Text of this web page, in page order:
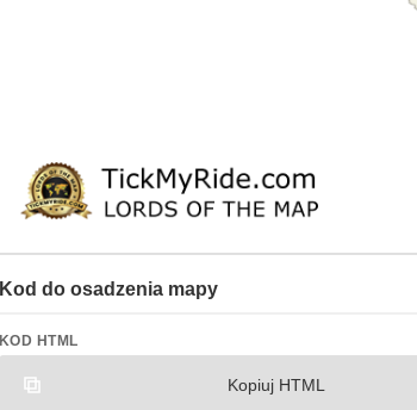
Kod do osadzenia mapy
KOD HTML
Kopiuj HTML